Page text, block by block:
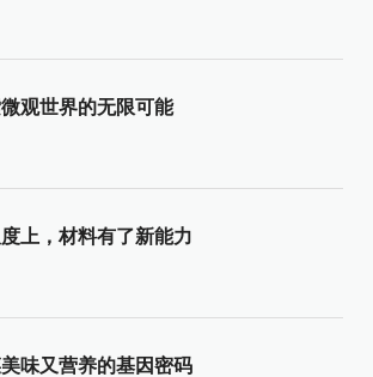
观世界的无限可能
上，材料有了新能力
味又营养的基因密码